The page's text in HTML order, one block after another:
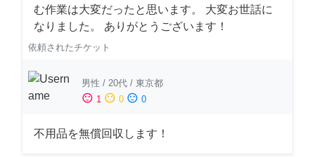
む作業は大変だったと思います。 大変お世話に
なりました。 ありがとうございます！
依頼されたチケット
男性 / 20代 / 東京都
sentiment_satisfied 1 sentiment_neutral 0 sentiment_dissatisfied 0
不用品を無償回収します！